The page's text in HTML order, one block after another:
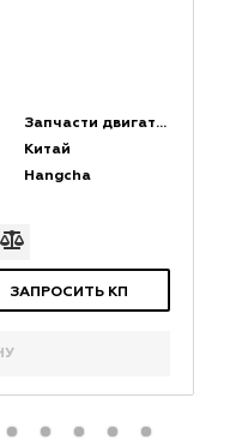
Запчасти двигателей
Китай
Hangcha
ЗАПРОСИТЬ КП